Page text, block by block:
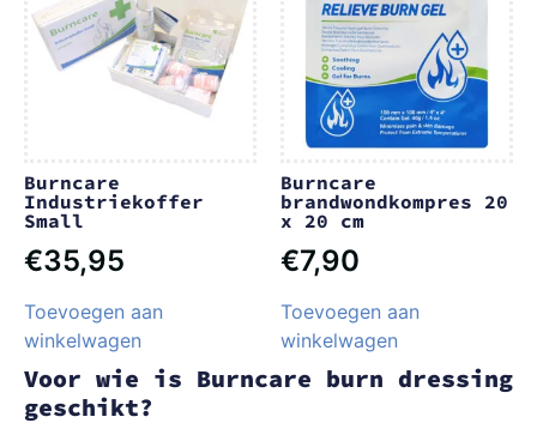
Burncare
Industriekoffer
Small
€35,95
Toevoegen aan
winkelwagen
Burncare
brandwondkompres 20
x 20 cm
€7,90
Toevoegen aan
winkelwagen
Voor wie is Burncare burn dressing
geschikt?